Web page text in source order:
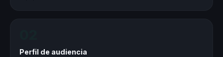
Perfil de audiencia